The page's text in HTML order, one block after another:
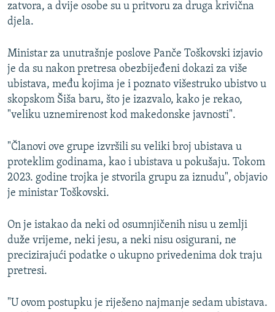
zatvora, a dvije osobe su u pritvoru za druga krivična
djela.
Ministar za unutrašnje poslove Panče Toškovski izjavio
je da su nakon pretresa obezbijeđeni dokazi za više
ubistava, među kojima je i poznato višestruko ubistvo u
skopskom Šiša baru, što je izazvalo, kako je rekao,
"veliku uznemirenost kod makedonske javnosti".
"Članovi ove grupe izvršili su veliki broj ubistava u
proteklim godinama, kao i ubistava u pokušaju. Tokom
2023. godine trojka je stvorila grupu za iznudu", objavio
je ministar Toškovski.
On je istakao da neki od osumnjičenih nisu u zemlji
duže vrijeme, neki jesu, a neki nisu osigurani, ne
precizirajući podatke o ukupno privedenima dok traju
pretresi.
"U ovom postupku je riješeno najmanje sedam ubistava.